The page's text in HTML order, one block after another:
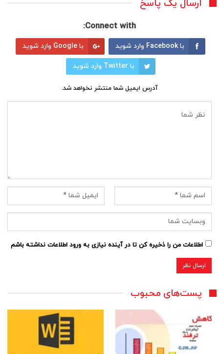
ارسال یک پاسخ
Connect with:
با Facebook وارد شوید با Google وارد شوید
با Twitter وارد شوید
آدرس ایمیل شما منتشر نخواهد شد.
اطلاعات من را ذخیره کن تا در آینده نیازی به ورود اطلاعات نداشته باشم
پست‌های محبوب